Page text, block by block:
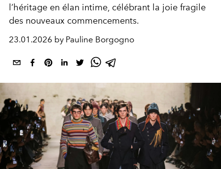
l’héritage en élan intime, célébrant la joie fragile
des nouveaux commencements.
23.01.2026 by Pauline Borgogno